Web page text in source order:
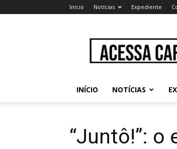
Início Notícias Expediente
INÍCIO NOTÍCIAS
“Juntô!”: